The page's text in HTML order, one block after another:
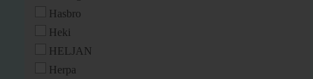
Hasbro
Heki
HELJAN
Herpa